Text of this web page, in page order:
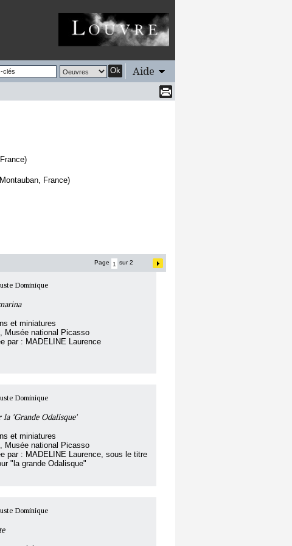
Ok Aide
France)
Page sur 2
Dominique
et miniatures
Musée national Picasso
par : MADELINE Laurence
Dominique
la 'Grande Odalisque'
et miniatures
Musée national Picasso
par : MADELINE Laurence, sous le titre
"la grande Odalisque"
Dominique